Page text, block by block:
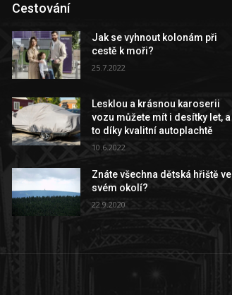
Cestování
Jak se vyhnout kolonám při
cestě k moři?
25.7.2022
Lesklou a krásnou karoserii
vozu můžete mít i desítky let, a
to díky kvalitní autoplachtě
10.6.2022
Znáte všechna dětská hřiště ve
svém okolí?
22.9.2020